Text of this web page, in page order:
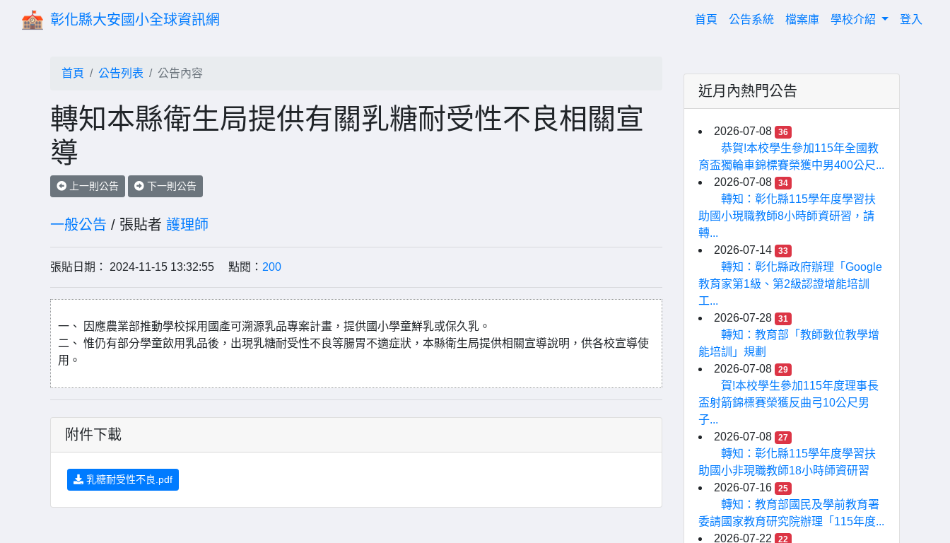
彰化縣大安國小全球資訊網 首頁 (current)
公告系統 檔案庫 學校介紹 登入
首頁 公告列表 公告內容
轉知本縣衛生局提供有關乳糖耐受性不良相關宣
導
上一則公告 下一則公告
一般公告 / 張貼者 護理師
張貼日期： 2024-11-15 13:32:55 點閱： 200
一、 因應農業部推動學校採用國產可溯源乳品專案計畫，提供國小學童鮮乳或保久乳。
二、 惟仍有部分學童飲用乳品後，出現乳糖耐受性不良等腸胃不適症狀，本縣衛生局提供相關宣導說明，供各校宣導使
用。
附件下載
乳糖耐受性不良.pdf
近月內熱門公告
2026-07-08 36
恭賀!本校學生參加115年全國教
育盃獨輪車錦標賽榮獲中男400公尺...
2026-07-08
34
轉知：彰化縣115學年度學習扶
助國小現職教師8小時師資研習，請
轉...
2026-07-14
33
轉知：彰化縣政府辦理「Google
教育家第1級、第2級認證增能培訓
工...
2026-07-28
31
轉知：教育部「教師數位教學增
能培訓」規劃
2026-07-08
29
賀!本校學生參加115年度理事長
盃射箭錦標賽榮獲反曲弓10公尺男
子...
2026-07-08
27
轉知：彰化縣115學年度學習扶
助國小非現職教師18小時師資研習
2026-07-16
25
轉知：教育部國民及學前教育署
委請國家教育研究院辦理「115年度...
2026-07-22
22